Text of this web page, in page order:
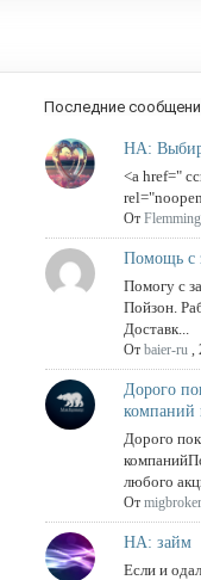
Последние
НА:
<a href="
ОтFlemming
Помощь с
Помогу с
Пойзон.
Доставк...
Отbaier-ru ,
Дорого
Дорого
любого
Отmigbroker
НА: займ
Если и